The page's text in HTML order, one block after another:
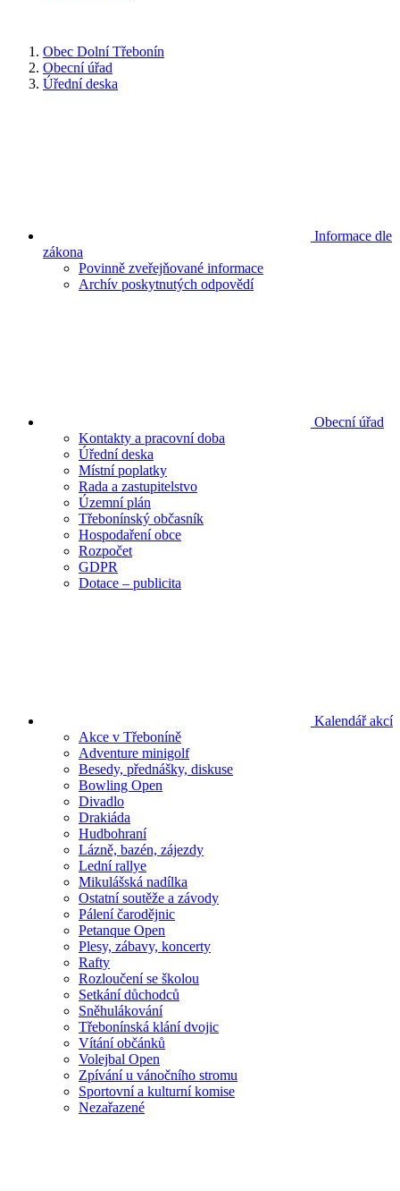
Obec Dolní Třebonín
Obecní úřad
Úřední deska
Informace dle
zákona
Povinně zveřejňované informace
Archív poskytnutých odpovědí
Obecní úřad
Kontakty a pracovní doba
Úřední deska
Místní poplatky
Rada a zastupitelstvo
Územní plán
Třebonínský občasník
Hospodaření obce
Rozpočet
GDPR
Dotace – publicita
Kalendář akcí
Akce v Třeboníně
Adventure minigolf
Besedy, přednášky, diskuse
Bowling Open
Divadlo
Drakiáda
Hudbohraní
Lázně, bazén, zájezdy
Lední rallye
Mikulášská nadílka
Ostatní soutěže a závody
Pálení čarodějnic
Petanque Open
Plesy, zábavy, koncerty
Rafty
Rozloučení se školou
Setkání důchodců
Sněhulákování
Třebonínská klání dvojic
Vítání občánků
Volejbal Open
Zpívání u vánočního stromu
Sportovní a kulturní komise
Nezařazené